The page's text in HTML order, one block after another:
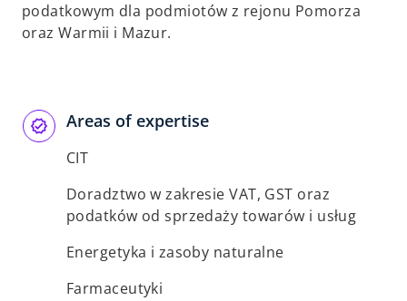
podatkowym dla podmiotów z rejonu Pomorza
oraz Warmii i Mazur.
Areas of expertise
CIT
Doradztwo w zakresie VAT, GST oraz
podatków od sprzedaży towarów i usług
Energetyka i zasoby naturalne
Farmaceutyki